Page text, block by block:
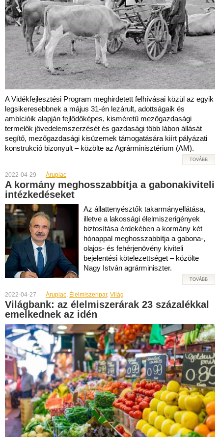
A Vidékfejlesztési Program meghirdetett felhívásai közül az egyik
legsikeresebbnek a május 31-én lezárult, adottságaik és
ambícióik alapján fejlődőképes, kisméretű mezőgazdasági
termelők jövedelemszerzését és gazdasági több lábon állását
segítő, mezőgazdasági kisüzemek támogatására kiírt pályázati
konstrukció bizonyult – közölte az Agrárminisztérium (AM).
TOVÁBB
2022-04-29 Árupiac
A kormány meghosszabbítja a gabonakiviteli
intézkedéseket
Az állattenyésztők takarmányellátása,
illetve a lakossági élelmiszerigények
biztosítása érdekében a kormány két
hónappal meghosszabbítja a gabona-,
olajos- és fehérjenövény kiviteli
bejelentési kötelezettséget – közölte
Nagy István agrárminiszter.
TOVÁBB
2022-04-27 Árupiac, Élelmiszeripar, Világ
Világbank: az élelmiszerárak 23 százalékkal
emelkednek az idén